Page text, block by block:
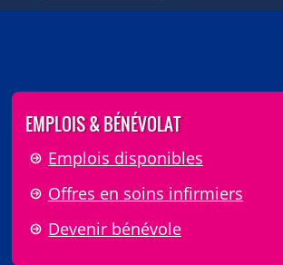
EMPLOIS & BÉNÉVOLAT
Emplois disponibles
Offres en soins infirmiers
Devenir bénévole